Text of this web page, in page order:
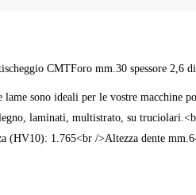
CMTForo mm.30 spessore 2,6
sono ideali per le vostre macchine
laminati, multistrato, su
(HV10): 1.765<br />Altezza dente